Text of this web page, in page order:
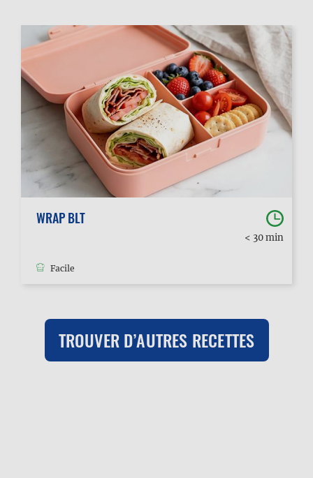
WRAP BLT
< 30 min
Facile
TROUVER D’AUTRES RECETTES